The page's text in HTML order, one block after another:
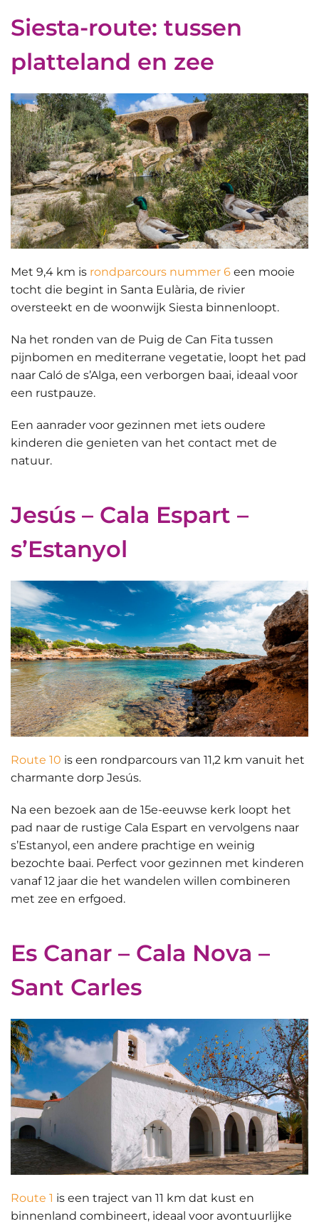
Siesta-route: tussen
platteland en zee
Met 9,4 km is rondparcours nummer 6 een mooie
tocht die begint in Santa Eulària, de rivier
oversteekt en de woonwijk Siesta binnenloopt.
Na het ronden van de Puig de Can Fita tussen
pijnbomen en mediterrane vegetatie, loopt het pad
naar Caló de s’Alga, een verborgen baai, ideaal voor
een rustpauze.
Een aanrader voor gezinnen met iets oudere
kinderen die genieten van het contact met de
natuur.
Jesús – Cala Espart –
s’Estanyol
Route 10 is een rondparcours van 11,2 km vanuit het
charmante dorp Jesús.
Na een bezoek aan de 15e-eeuwse kerk loopt het
pad naar de rustige Cala Espart en vervolgens naar
s’Estanyol, een andere prachtige en weinig
bezochte baai. Perfect voor gezinnen met kinderen
vanaf 12 jaar die het wandelen willen combineren
met zee en erfgoed.
Es Canar – Cala Nova –
Sant Carles
Route 1 is een traject van 11 km dat kust en
binnenland combineert, ideaal voor avontuurlijke